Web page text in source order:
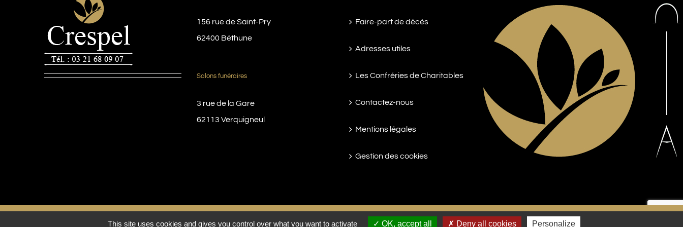
156 rue de Saint-Pry
62400 Béthune
Salons funéraires
3 rue de la Gare
62113 Verquigneul
Faire-part de décès
Adresses utiles
Les Confréries de Charitables
Contactez-nous
Mentions légales
Gestion des cookies
2026 | Pompes funèbres Crespel
This site uses cookies and gives you control over what you want to activate OK, accept all Deny all cookies Personalize